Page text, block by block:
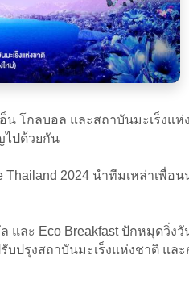
น โกลบอล และสถาบันมะเร็ง
ไปด้วยกัน
2024 นำทีมเหล่าเพื่อ
และ Eco Breakfast ปักหมุดวิ่
รุงสถาบันมะเร็งแห่งชาติ แล